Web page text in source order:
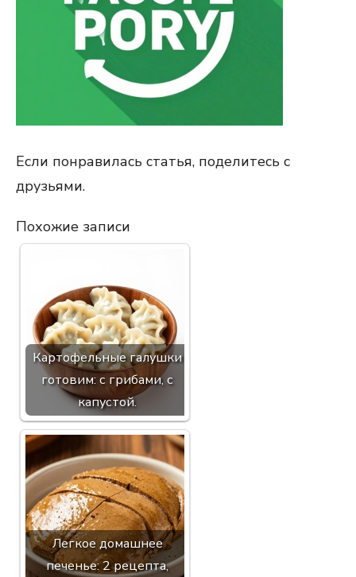
Если понравилась статья, поделитесь с
друзьями.
Похожие записи
Картофельные галушки
готовим: с грибами, с
капустой.
Легкое домашнее
печенье: 2 рецепта,